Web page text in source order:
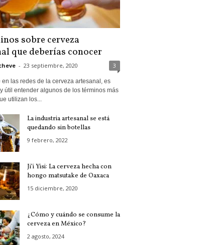
sobre cerveza
que deberías conocer
- 23 septiembre, 2020 3
en las redes de la cerveza artesanal, es
útil entender algunos de los términos más
utilizan los...
La industria artesanal se está
quedando sin botellas
9 febrero, 2022
Ji’i Yisi: La cerveza hecha con
hongo matsutake de Oaxaca
15 diciembre, 2020
¿Cómo y cuándo se consume la
cerveza en México?
2 agosto, 2024